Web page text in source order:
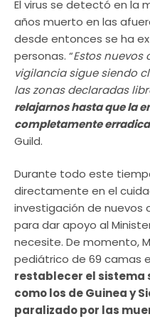
El virus se detectó en la
años muerto en las
desde entonces se ha
personas. “Estos nuevos
vigilancia sigue siendo
las zonas declaradas
relajarnos hasta que la
completamente
Guild.
Durante todo este
directamente en el
investigación de nuevos
para dar apoyo al
necesite. De momento,
pediátrico de 69 camas
restablecer el sistema
como los de Guinea y
paralizado por las